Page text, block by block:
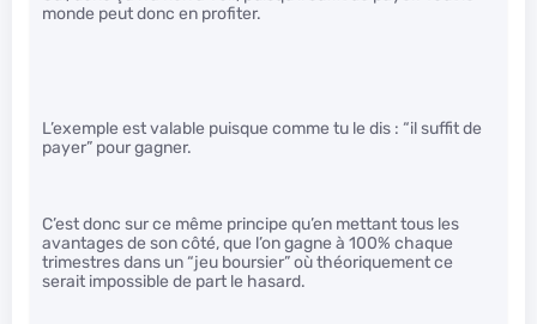
monde peut donc en profiter.
L’exemple est valable puisque comme tu le dis : “il suffit de
payer” pour gagner.
C’est donc sur ce même principe qu’en mettant tous les
avantages de son côté, que l’on gagne à 100% chaque
trimestres dans un “jeu boursier” où théoriquement ce
serait impossible de part le hasard.